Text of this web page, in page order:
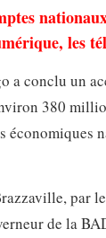
les
a conclu un
380
par
de la